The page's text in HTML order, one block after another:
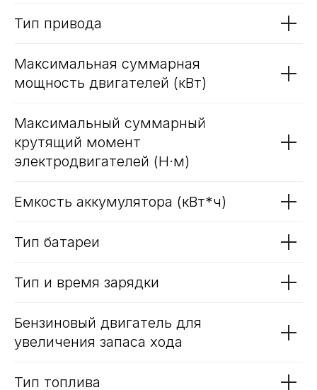
CLTC* (км)
Запас хода на электротяге WLTC*
(100% заряд) (км)
Время разгона 0-100 км/ч* (сек)
Тип привода
Максимальная суммарная
крутящий момент
Емкость аккумулятора (кВт*ч)
Тип батареи
Политика обработки персональных данных
Трафик, лиды и продажи